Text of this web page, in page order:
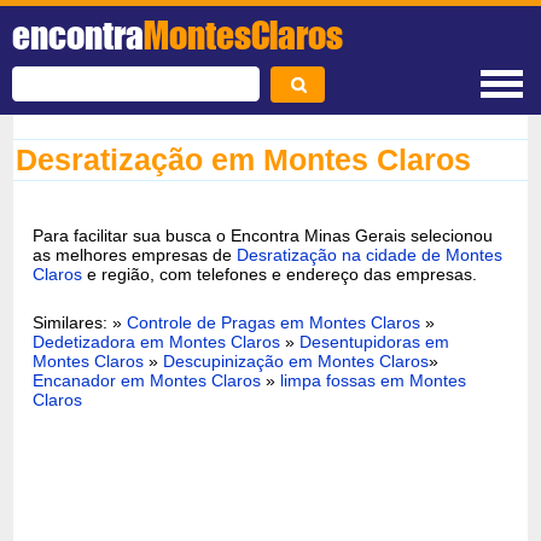
encontraMontesClaros
Desratização em Montes Claros
Para facilitar sua busca o Encontra Minas Gerais selecionou
as melhores empresas de Desratização na cidade de Montes
Claros e região, com telefones e endereço das empresas.
Similares: »Controle de Pragas em Montes Claros »
Dedetizadora em Montes Claros » Desentupidoras em
Montes Claros » Descupinização em Montes Claros»
Encanador em Montes Claros » limpa fossas em Montes
Claros